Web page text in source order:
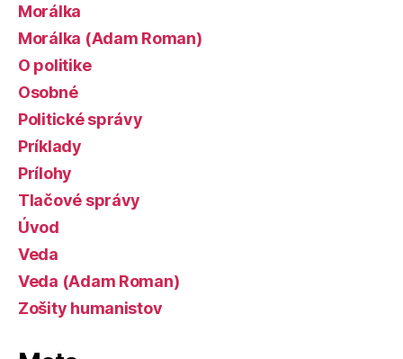
Morálka
Morálka (Adam Roman)
O politike
Osobné
Politické správy
Príklady
Prílohy
Tlačové správy
Úvod
Veda
Veda (Adam Roman)
Zošity humanistov